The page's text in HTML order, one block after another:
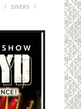
/ DIVERS
/